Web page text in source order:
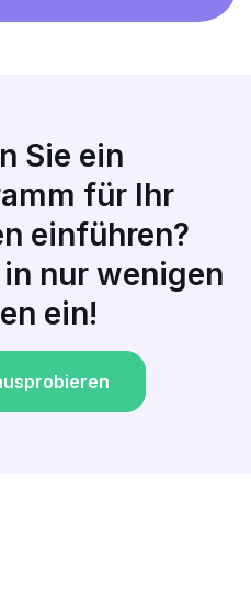
Sie ein
für Ihr
einführen?
nur wenigen
ein!